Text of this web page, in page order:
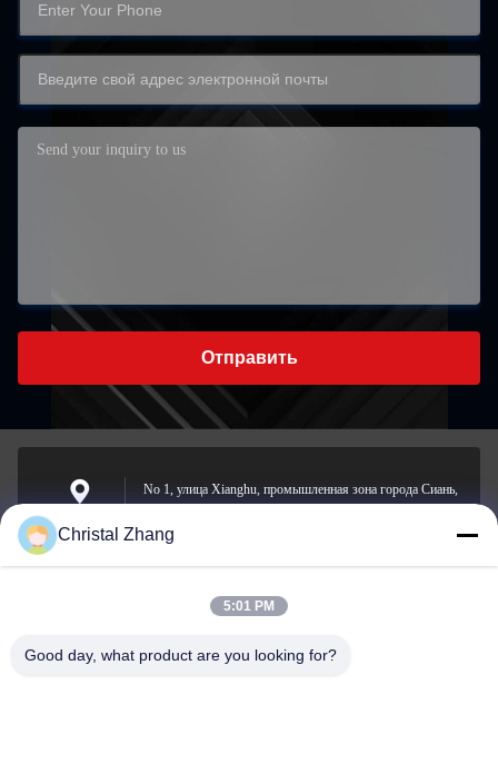
Отправить
No 1, улица Xianghu, промышленная зона города Сиань,
Электронная
почта
Christal Zhang
5:01 PM
Good day, what product are you looking for?